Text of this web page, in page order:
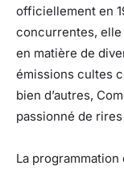
officiellement en
concurrentes, elle
en matière de
émissions cultes
bien d’autres,
passionné de
La